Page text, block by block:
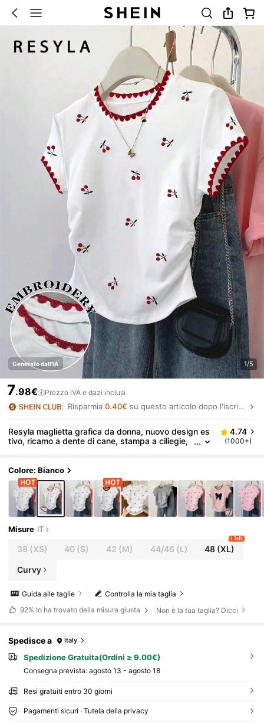
Generato dall'IA 1/5
7.98€ Prezzo IVA e dazi inclusi
Risparmia 0.40€ su questo articolo dopo l'iscrizione.
Resyla maglietta grafica da donna, nuovo design es
tivo, ricamo a dente di cane, stampa a ciliegie,
atile ed elegante, maglietta da donna
4.74
(1000+)
Colore: Bianco
Misure IT
38 (XS) 40 (S) 42 (M) 44/46 (L) 48 (XL)
1 left
Curvy
Controlla la mia taglia
Guida alle taglie
92% lo ha trovato della misura giusta Non è la tua taglia? Dicci
Spedisce a Italy
Spedizione Gratuita(Ordini ≥ 9.00€)
Consegna prevista: agosto 13 - agosto 18
Resi gratuiti entro 30 giorni
Pagamenti sicuri · Tutela della privacy